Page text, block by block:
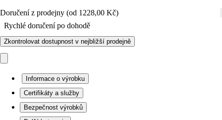
Doručení z prodejny (od 1228,00 Kč)
Rychlé doručení po dohodě
Zkontrolovat dostupnost v nejbližší prodejně
Informace o výrobku
Certifikáty a služby
Bezpečnost výrobků